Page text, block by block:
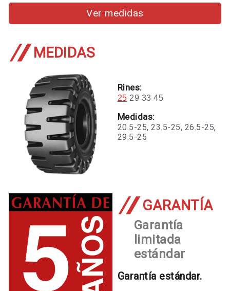
Ver medidas
MEDIDAS
Rines:
25 29 33 45
Medidas:
20.5-25,23.5-25, 26.5-25,
29.5-25
GARANTÍA
Garantía
limitada
estándar
Garantía estándar.